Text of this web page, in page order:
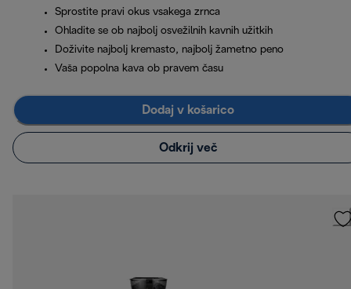
Sprostite pravi okus vsakega zrnca
Ohladite se ob najbolj osvežilnih kavnih užitkih
Doživite najbolj kremasto, najbolj žametno peno
Vaša popolna kava ob pravem času
Dodaj v košarico
Odkrij več